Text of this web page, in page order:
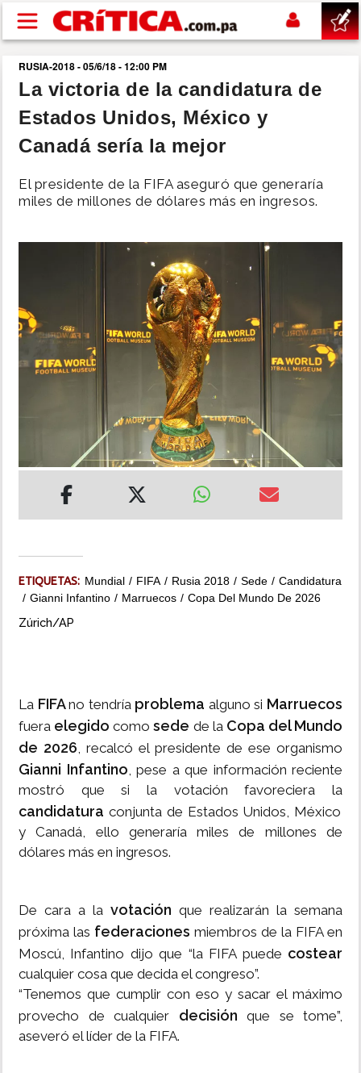
Pasar al contenido principal
buscar
SUCESOS
POLÍTICA
MUNDO
RUSIA-2018 - 05/6/18 - 12:00 PM
La victoria de la candidatura de
Estados Unidos, México y
Canadá sería la mejor
El presidente de la FIFA aseguró que generaría
miles de millones de dólares más en ingresos.
ETIQUETAS: Mundial FIFA Rusia 2018 Sede
Candidatura
Gianni Infantino
Marruecos Copa Del Mundo De 2026
Zúrich/AP
La FIFAno tendría problema alguno si Marruecos
fuera elegido como sede de laCopa del Mundo
de 2026, recalcó el presidente de ese organismo
Gianni Infantino, pese a que información reciente
mostró que si la votación favoreciera la
candidatura conjunta de Estados Unidos, México
y Canadá, ello generaría miles de millones de
dólares más en ingresos.
De cara a la votación que realizarán la semana
próxima las federaciones miembros de la FIFA en
Moscú, Infantino dijo que “la FIFA puede costear
cualquier cosa que decida el congreso”.
“Tenemos que cumplir con eso y sacar el máximo
provecho de cualquier decisión que se tome”,
aseveró el líder de la FIFA.